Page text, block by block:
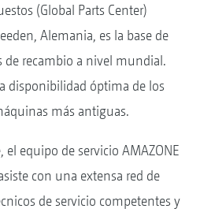
(Global Parts Center)
Alemania, es la base de
de recambio a nivel mundial.
disponibilidad óptima de los
más antiguas.
equipo de servicio AMAZONE
con una extensa red de
de servicio competentes y